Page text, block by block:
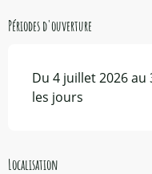
Périodes d'ouverture
Du 4 juillet 2026 au
les jours
Localisation